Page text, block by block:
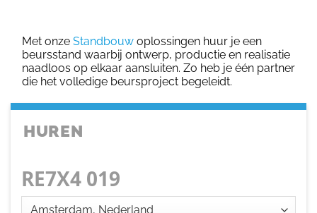
Met onze Standbouw oplossingen huur je een
beursstand waarbij ontwerp, productie en realisatie
naadloos op elkaar aansluiten. Zo heb je één partner
die het volledige beursproject begeleidt.
HUREN
RE7X4 019